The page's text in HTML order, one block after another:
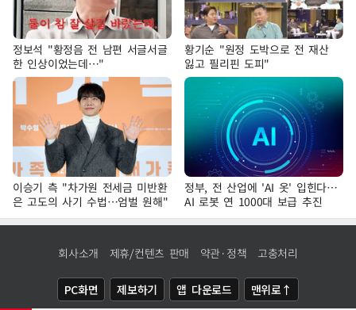
정보석 "황정음 전 남편 서글서글
한 인상이었는데…"
황기순 "원정 도박으로 전 재산
잃고 필리핀 도피"
이승기 측 "차가원 전세금 미반환
은 고도의 사기 수법…엄벌 원해"
정부, 전 산업에 'AI 옷' 입힌다…
AI 로봇 연 1000대 보급 추진
회사소개 제휴/컨텐츠 판매 약관·정책 고충처리
PC화면 제보하기 앱 다운로드 맨위로↑